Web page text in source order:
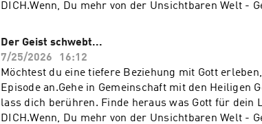
DICH.Wenn, Du mehr von der Unsichtbaren Welt -
und fördern. Lass dich berühren!Du brauchst Gebet
unter der Gebetshotline +49 (0) 6221 - 41 64 590
YouTube Channel: https://www.youtube.com/
Der Geist schwebt...
7/25/2026
16:12
Möchtest du eine tiefere Beziehung mit Gott
Episode an.Gehe in Gemeinschaft mit den Heiligen
lass dich berühren. Finde heraus was Gott für dein
DICH.Wenn, Du mehr von der Unsichtbaren Welt -